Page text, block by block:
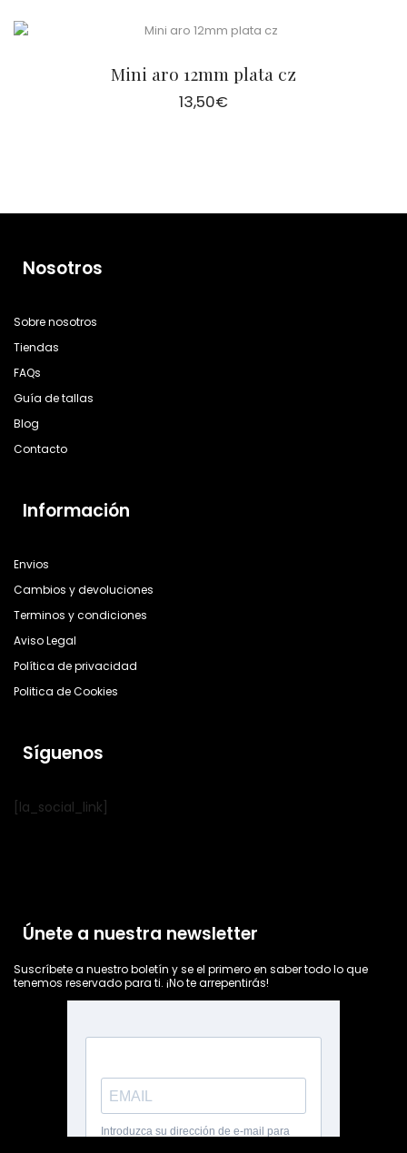
Mini aro 12mm plata cz
13,50€
Nosotros
Sobre nosotros
Tiendas
FAQs
Guía de tallas
Blog
Contacto
Información
Envios
Cambios y devoluciones
Terminos y condiciones
Aviso Legal
Política de privacidad
Politica de Cookies
Síguenos
[la_social_link]
Únete a nuestra newsletter
Suscríbete a nuestro boletín y se el primero en saber todo lo que
tenemos reservado para ti. ¡No te arrepentirás!